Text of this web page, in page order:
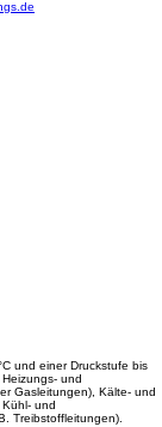
und einer Druckstufe bis
und
Gasleitungen), Kälte- und
und
Treibstoffleitungen).